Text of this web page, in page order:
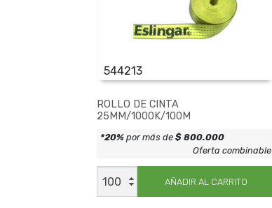
544213
ROLLO DE CINTA
25MM/1000K/100M
ROLLO
DE
CINTA
AÑADIR AL CARRITO
*20% por más de $ 800.000
Oferta combinable